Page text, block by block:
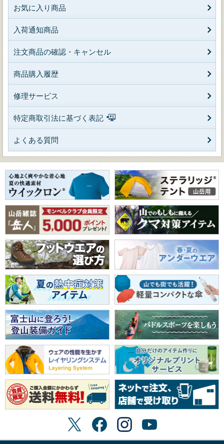
お気に入り商品
入荷通知商品
注文商品の確認・キャンセル
商品購入履歴
修理サービス
特定商取引法に基づく表記
よくある質問